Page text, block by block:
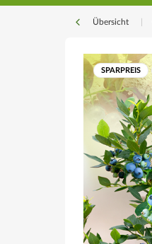
Übersicht
SPARPREIS